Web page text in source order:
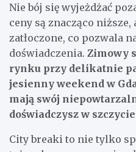
Nie bój się wyjeżdżać
ceny są znacząco
zatłoczone, co pozwala
doświadczenia. Zimowy
rynku przy delikatnie
jesienny weekend w
mają swój
doświadczysz w
City breaki to nie tylko